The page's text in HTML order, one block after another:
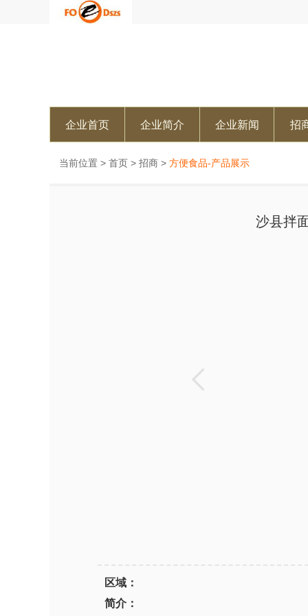
企业首页 企业简介 企业新闻 招
当前位置 > 首页 > 招商 > 方便食品-产品展示
沙县拌
区域：
简介：